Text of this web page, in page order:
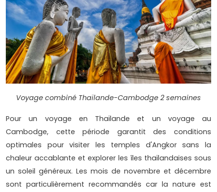
Voyage combiné Thaïlande-Cambodge 2 semaines
Pour un voyage en Thaïlande et un voyage au
Cambodge, cette période garantit des conditions
optimales pour visiter les temples d'Angkor sans la
chaleur accablante et explorer les îles thaïlandaises sous
un soleil généreux. Les mois de novembre et décembre
sont particulièrement recommandés car la nature est